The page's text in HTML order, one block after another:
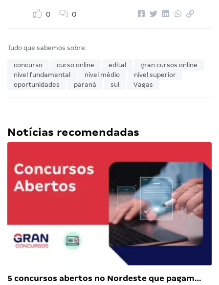
0 0
Tudo que sabemos sobre:
concurso curso online edital
gran cursos online
nível fundamental
nível médio
nível superior
oportunidades
paraná sul Vagas
Notícias recomendadas
5 concursos abertos no Nordeste que pagam…